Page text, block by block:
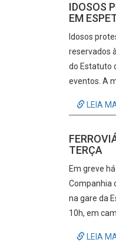
IDOSOS
EM
Idosos
reservados
do Estatuto
eventos. A
LEIA
TERÇA
Em greve
Companhia
na gare da
10h, em
LEIA